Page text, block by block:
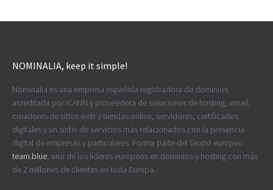
NOMINALIA, keep it simple!
Nominalia es una empresa española registradora de dominios
acreditada por ICANN y proveedora de soluciones de hosting, email,
creadores de sitios web y tiendas online, servidores, certificados
digitales y un sinfín de servicios más relacionados con la presencia
digital de empresas y particulares. Forma parte del Grupo europeo
team.blue, uno de los líderes europeos en dominios y hosting con más
de 2 millones de clientes en toda Europa.